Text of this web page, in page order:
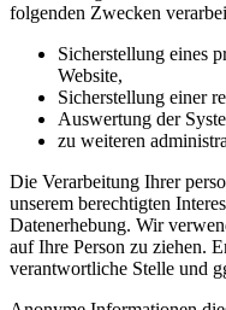
folgenden Zwecken
Sicherstellung eines
Website,
Sicherstellung einer
Auswertung der
zu weiteren
Die Verarbeitung Ihrer
unserem berechtigten
Datenerhebung. Wir
auf Ihre Person zu ziehen.
verantwortliche Stelle und